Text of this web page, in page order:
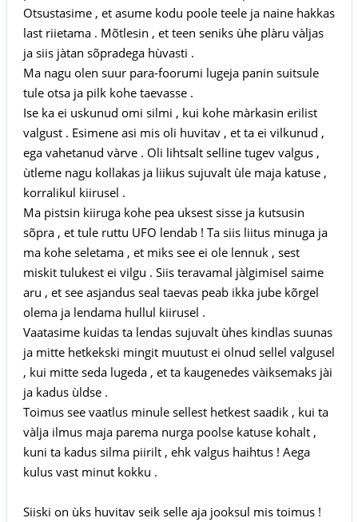
Otsustasime , et asume kodu poole teele ja naine hakkas
last riietama . Mõtlesin , et teen seniks ùhe plàru vàljas
ja siis jàtan sõpradega hùvasti .
Ma nagu olen suur para-foorumi lugeja panin suitsule
tule otsa ja pilk kohe taevasse .
Ise ka ei uskunud omi silmi , kui kohe màrkasin erilist
valgust . Esimene asi mis oli huvitav , et ta ei vilkunud ,
ega vahetanud vàrve . Oli lihtsalt selline tugev valgus ,
ùtleme nagu kollakas ja liikus sujuvalt ùle maja katuse ,
korralikul kiirusel .
Ma pistsin kiiruga kohe pea uksest sisse ja kutsusin
sõpra , et tule ruttu UFO lendab ! Ta siis liitus minuga ja
ma kohe seletama , et miks see ei ole lennuk , sest
miskit tulukest ei vilgu . Siis teravamal jàlgimisel saime
aru , et see asjandus seal taevas peab ikka jube kõrgel
olema ja lendama hullul kiirusel .
Vaatasime kuidas ta lendas sujuvalt ùhes kindlas suunas
ja mitte hetkekski mingit muutust ei olnud sellel valgusel
, kui mitte seda lugeda , et ta kaugenedes vàiksemaks jài
ja kadus ùldse .
Toimus see vaatlus minule sellest hetkest saadik , kui ta
vàlja ilmus maja parema nurga poolse katuse kohalt ,
kuni ta kadus silma piirilt , ehk valgus haihtus ! Aega
kulus vast minut kokku .
Siiski on ùks huvitav seik selle aja jooksul mis toimus !